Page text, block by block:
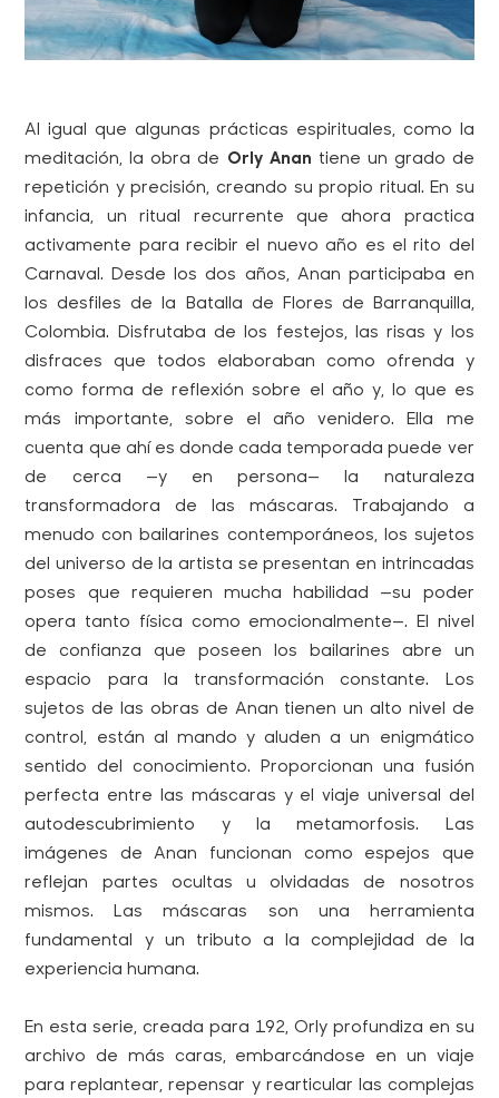
Al igual que algunas prácticas espirituales, como la
meditación, la obra de Orly Anan tiene un grado de
repetición y precisión, creando su propio ritual. En su
infancia, un ritual recurrente que ahora practica
activamente para recibir el nuevo año es el rito del
Carnaval. Desde los dos años, Anan participaba en
los desfiles de la Batalla de Flores de Barranquilla,
Colombia. Disfrutaba de los festejos, las risas y los
disfraces que todos elaboraban como ofrenda y
como forma de reflexión sobre el año y, lo que es
más importante, sobre el año venidero. Ella me
cuenta que ahí es donde cada temporada puede ver
de cerca —y en persona— la naturaleza
transformadora de las máscaras. Trabajando a
menudo con bailarines contemporáneos, los sujetos
del universo de la artista se presentan en intrincadas
poses que requieren mucha habilidad —su poder
opera tanto física como emocionalmente—. El nivel
de confianza que poseen los bailarines abre un
espacio para la transformación constante. Los
sujetos de las obras de Anan tienen un alto nivel de
control, están al mando y aluden a un enigmático
sentido del conocimiento. Proporcionan una fusión
perfecta entre las máscaras y el viaje universal del
autodescubrimiento y la metamorfosis. Las
imágenes de Anan funcionan como espejos que
reflejan partes ocultas u olvidadas de nosotros
mismos. Las máscaras son una herramienta
fundamental y un tributo a la complejidad de la
experiencia humana.
En esta serie, creada para 192, Orly profundiza en su
archivo de más caras, embarcándose en un viaje
para replantear, repensar y rearticular las complejas